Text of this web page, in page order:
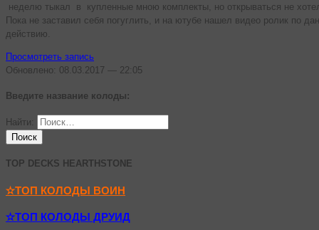
неделю тыкал в купленные мною комплекты, но открываться не
Пока не заставил себя погуглить, и на ютубе нашел видео ролик по
действию.
Просмотреть запись
Обновлено: 08.03.2017 — 22:05
Введите название колоды:
Найти:
TOP DECKS HEARTHSTONE
✫ТОП КОЛОДЫ ВОИН
✫ТОП КОЛОДЫ ДРУИД